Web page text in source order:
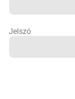
rákos
elemzések
lehet.
keresi a
és a
Jelszó